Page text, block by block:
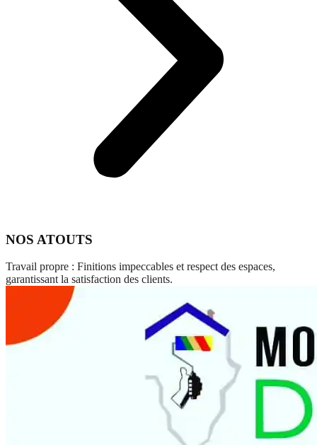
NOS ATOUTS
Travail propre : Finitions impeccables et respect des espaces,
garantissant la satisfaction des clients.